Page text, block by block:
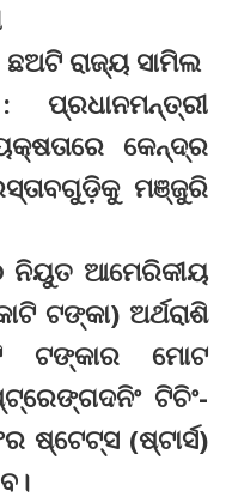
ରାଜ୍ୟ ସାମିଲ
କେନ୍ଦ୍ର
ମଞ୍ଜୁରି
ନିୟୁତ ଆମେରିକୀୟ
ଟଙ୍କା) ଅର୍ଥରାଶି
ଟଙ୍କାର ମୋଟ
ଟିଚିଂ-
ଷ୍ଟେଟ୍ସ (ଷ୍ଟାର୍ସ)